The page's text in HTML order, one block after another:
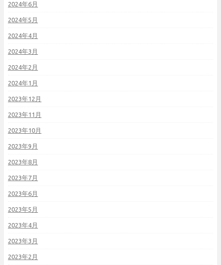
2024年6月
2024年5月
2024年4月
2024年3月
2024年2月
2024年1月
2023年12月
2023年11月
2023年10月
2023年9月
2023年8月
2023年7月
2023年6月
2023年5月
2023年4月
2023年3月
2023年2月